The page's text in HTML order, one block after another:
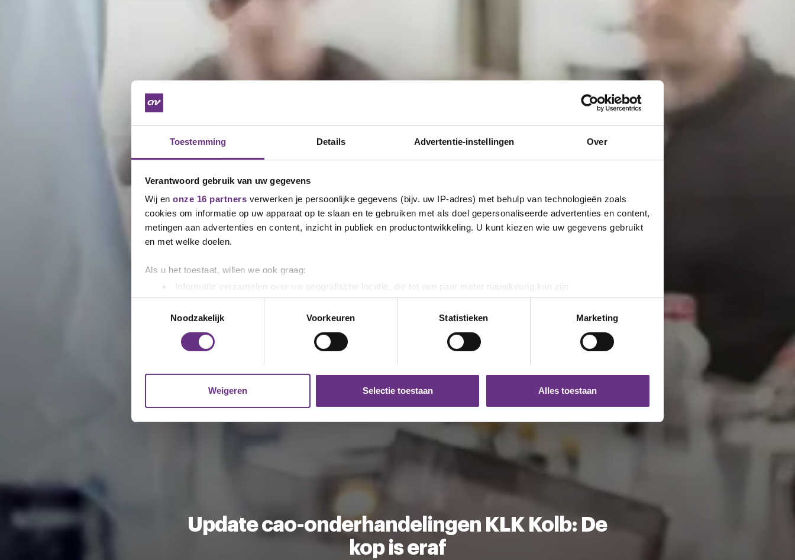
Toestemming Details Advertentie-instellingen Over
Verantwoord gebruik van uw gegevens
Wij en onze 16 partners verwerken je persoonlijke gegevens (bijv. uw IP-adres) met behulp van technologieën zoals
cookies om informatie op uw apparaat op te slaan en te gebruiken met als doel gepersonaliseerde advertenties en content,
metingen aan advertenties en content, inzicht in publiek en productontwikkeling. U kunt kiezen wie uw gegevens gebruikt
en met welke doelen.
Als u het toestaat, willen we ook graag:
Informatie verzamelen over uw geografische locatie, die tot een paar meter nauwkeurig kan zijn
Uw apparaat identificeren door het actief te scannen op specifieke eigenschappen (fingerprinting)
Lees meer over hoe uw persoonlijke gegevens worden verwerkt en stel uw voorkeuren in het
detailgedeeltein. U kunt uw
toestemming op elk moment wijzigen of intrekken in de Cookieverklaring.
websiteverkeer te analyseren. Ook delen we informatie over uw gebruik van onze site met onze partners voor social
media, adverteren en analyse. Deze partners kunnen deze gegevens combineren met andere informatie die u aan ze heeft
U kunt uw toestemming op elk moment wijzigen of intrekken via de
cookie-instellingenicoontje linksonder op de pagina.
Noodzakelijk
Voorkeuren Statistieken Marketing
Weigeren Selectie toestaan Alles toestaan
Update cao-onderhandelingen KLK Kolb: De
kop is eraf